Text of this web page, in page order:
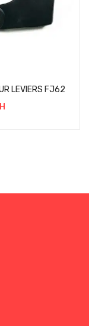
LEVIERS FJ62